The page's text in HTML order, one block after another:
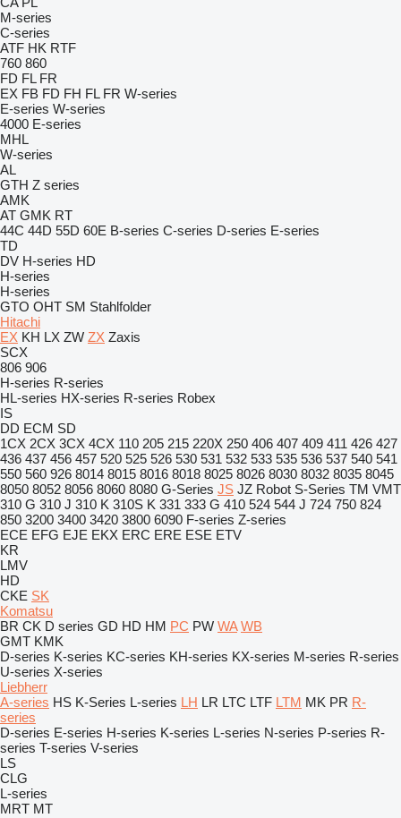
M-series
C-series
ATF HK RTF
760 860
FD FL FR
EX FB FD FH FL FR W-series
E-series W-series
4000 E-series
MHL
W-series
AL
GTH Z series
AMK
AT GMK RT
44C 44D 55D 60E B-series C-series D-series E-series
TD
DV H-series HD
H-series
H-series
GTO OHT SM Stahlfolder
Hitachi
EX KH LX ZW ZX Zaxis
SCX
806 906
H-series R-series
HL-series HX-series R-series Robex
IS
DD ECM SD
1CX 2CX 3CX 4CX 110 205 215 220X 250 406 407 409 411 426 427
436 437 456 457 520 525 526 530 531 532 533 535 536 537 540 541
550 560 926 8014 8015 8016 8018 8025 8026 8030 8032 8035 8045
8050 8052 8056 8060 8080 G-Series JS JZ Robot S-Series TM VMT
310 G 310 J 310 K 310S K 331 333 G 410 524 544 J 724 750 824
850 3200 3400 3420 3800 6090 F-series Z-series
ECE EFG EJE EKX ERC ERE ESE ETV
KR
LMV
HD
CKE SK
Komatsu
BR CK D series GD HD HM PC PW WA WB
GMT KMK
D-series K-series KC-series KH-series KX-series M-series R-series
U-series X-series
Liebherr
A-series HS K-Series L-series LH LR LTC LTF LTM MK PR R-
series
D-series E-series H-series K-series L-series N-series P-series R-
series T-series V-series
LS
CLG
L-series
MRT MT